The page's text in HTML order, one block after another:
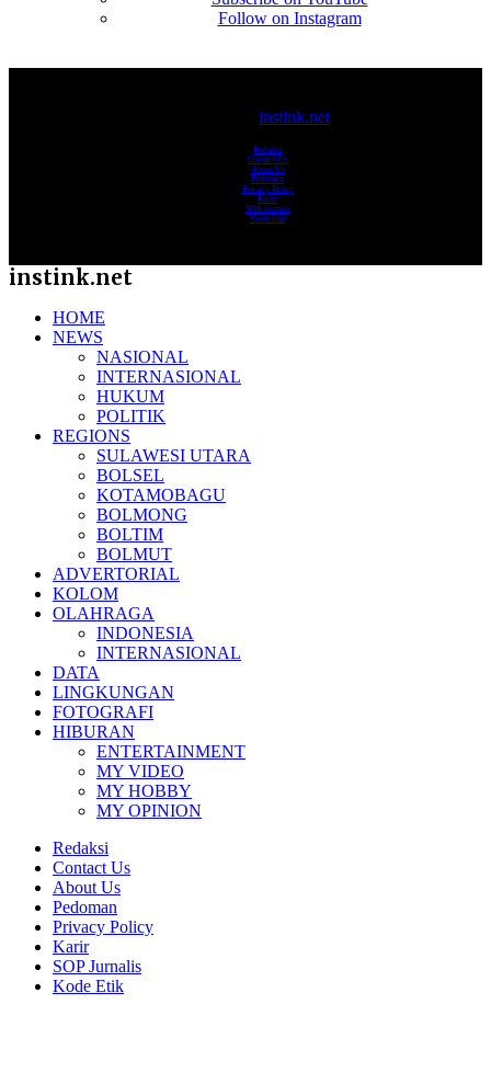
Follow on Instagram
instink.net
Redaksi
Contact Us
About Us
Pedoman
Privacy Policy
Karir
SOP Jurnalis
Kode Etik
instink.net
HOME
NEWS
NASIONAL
INTERNASIONAL
HUKUM
POLITIK
REGIONS
SULAWESI UTARA
BOLSEL
KOTAMOBAGU
BOLMONG
BOLTIM
BOLMUT
ADVERTORIAL
KOLOM
OLAHRAGA
INDONESIA
INTERNASIONAL
DATA
LINGKUNGAN
FOTOGRAFI
HIBURAN
ENTERTAINMENT
MY VIDEO
MY HOBBY
MY OPINION
Redaksi
Contact Us
About Us
Pedoman
Privacy Policy
Karir
SOP Jurnalis
Kode Etik